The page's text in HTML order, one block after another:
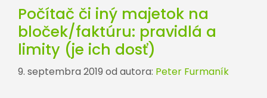
Počítač či iný majetok na
bloček/faktúru: pravidlá a
limity (je ich dosť)
9. septembra 2019 od autora: Peter Furmaník